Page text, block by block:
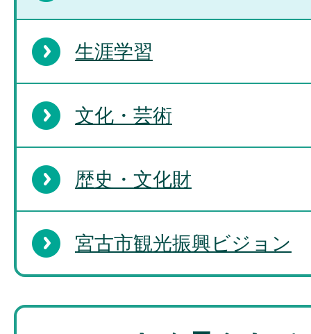
生涯学習
文化・芸術
歴史・文化財
宮古市観光振興ビジョン